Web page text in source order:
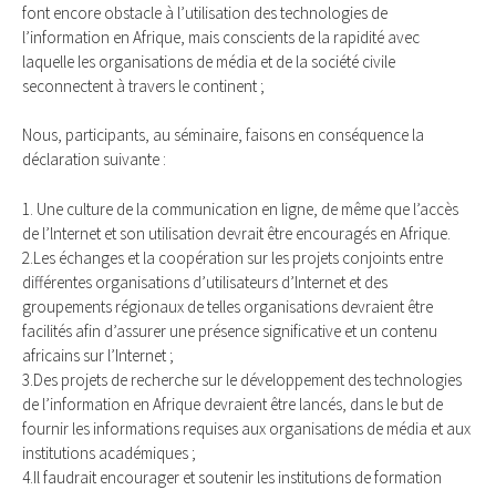
font encore obstacle à l’utilisation des technologies de
l’information en Afrique, mais conscients de la rapidité avec
laquelle les organisations de média et de la société civile
seconnectent à travers le continent ;
Nous, participants, au séminaire, faisons en conséquence la
déclaration suivante :
1. Une culture de la communication en ligne, de même que l’accès
de l’lnternet et son utilisation devrait être encouragés en Afrique.
2.Les échanges et la coopération sur les projets conjoints entre
différentes organisations d’utilisateurs d’lnternet et des
groupements régionaux de telles organisations devraient être
facilités afin d’assurer une présence significative et un contenu
africains sur l’Internet ;
3.Des projets de recherche sur le développement des technologies
de l’information en Afrique devraient être lancés, dans le but de
fournir les informations requises aux organisations de média et aux
institutions académiques ;
4.Il faudrait encourager et soutenir les institutions de formation